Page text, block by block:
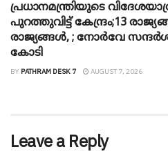
പ്രധാനമന്ത്രിയുടെ
പുറത്തുവിട്ട് കേന്ദ്രം;13
രാജ്യങ്ങൾ, ; നോർവേ
കോടി
BY PATHRAM DESK 7 AUGUST 7, 2026
Leave a Reply